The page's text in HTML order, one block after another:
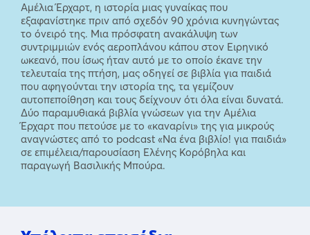
Αμέλια Έρχαρτ, η ιστορία μιας γυναίκας που
εξαφανίστηκε πριν από σχεδόν 90 χρόνια κυνηγώντας
το όνειρό της. Μια πρόσφατη ανακάλυψη των
συντριμμιών ενός αεροπλάνου κάπου στον Ειρηνικό
ωκεανό, που ίσως ήταν αυτό με το οποίο έκανε την
τελευταία της πτήση, μας οδηγεί σε βιβλία για παιδιά
που αφηγούνται την ιστορία της, τα γεμίζουν
αυτοπεποίθηση και τους δείχνουν ότι όλα είναι δυνατά.
Δύο παραμυθιακά βιβλία γνώσεων για την Αμέλια
Έρχαρτ που πετούσε με το «καναρίνι» της για μικρούς
αναγνώστες από το podcast «Να ένα βιβλίο! για παιδιά»
σε επιμέλεια/παρουσίαση Ελένης Κορόβηλα και
παραγωγή Βασιλικής Μπούρα.